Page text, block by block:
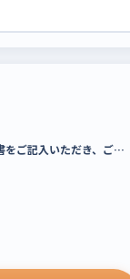
をご記入いただき、ご…